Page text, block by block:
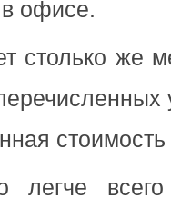
офисе.
столько же